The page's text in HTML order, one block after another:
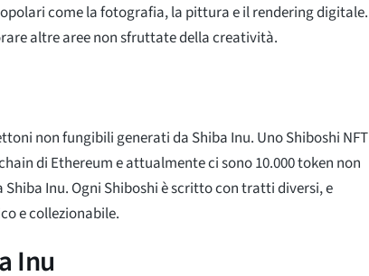
come la fotografia, la pittura e il rendering digitale.
altre aree non sfruttate della creatività.
non fungibili generati da Shiba Inu. Uno Shiboshi NFT
di Ethereum e attualmente ci sono 10.000 token non
Inu. Ogni Shiboshi è scritto con tratti diversi, e
e collezionabile.
Inu